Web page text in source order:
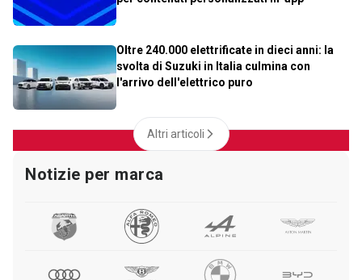
Oltre 240.000 elettrificate in dieci anni: la
svolta di Suzuki in Italia culmina con
l'arrivo dell'elettrico puro
Altri articoli
Notizie per marca